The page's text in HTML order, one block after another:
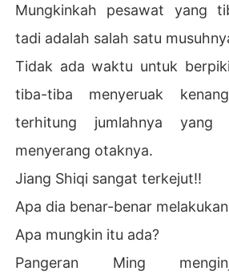
Mungkinkah pesawat yang
tadi adalah salah satu
Tidak ada waktu untuk
tiba-tiba menyeruak
terhitung jumlahnya yang
menyerang otaknya.
Jiang Shiqi sangat terkejut!!
Apa dia benar-benar
Apa mungkin itu ada?
Pangeran Ming